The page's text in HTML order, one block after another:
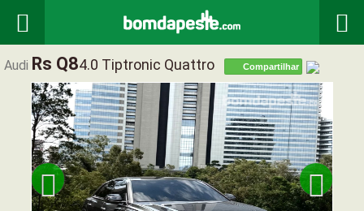
 
Audi Rs Q84.0 Tiptronic Quattro Compartilhar
 